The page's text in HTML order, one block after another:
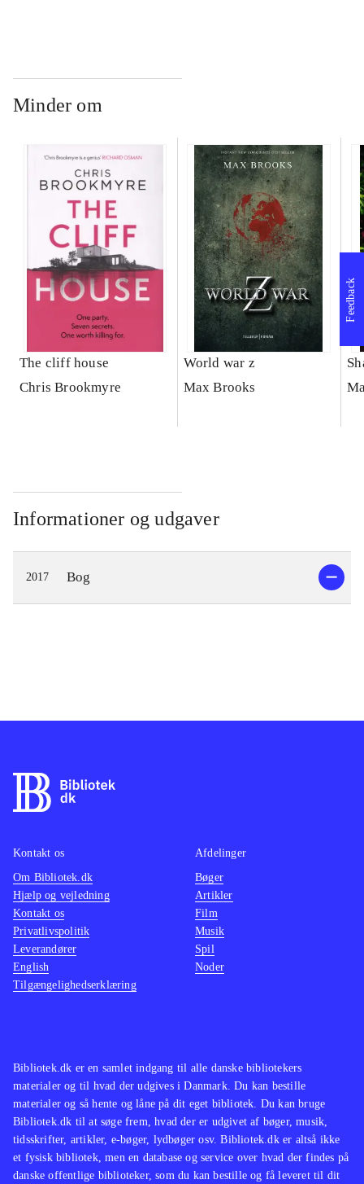
Minder om
The cliff house
Chris Brookmyre
World war z
Max Brooks
Informationer og udgaver
2017 Bog
Feedback
Bibliotek.dk er en samlet indgang til alle danske bibliotekers
materialer og til hvad der udgives i Danmark. Du kan bestille
materialer og så hente og låne på dit eget bibliotek. Du kan bruge
Bibliotek.dk til at søge frem, hvad der er udgivet af bøger, musik,
tidsskrifter, artikler, e-bøger, lydbøger osv. Bibliotek.dk er altså ikke
et fysisk bibliotek, men en database og service over hvad der findes på
danske offentlige biblioteker, som du kan bestille og få leveret til dit
Kontakt os
Om Bibliotek.dk
Hjælp og vejledning
Kontakt os
Privatlivspolitik
Leverandører
English
Tilgængelighedserklæring
Afdelinger
Bøger
Artikler
Film
Musik
Spil
Noder